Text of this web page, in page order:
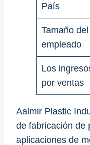
País
Tamaño del
empleado
Los
por ventas
Aalmir Plastic
de fabricación de
aplicaciones de